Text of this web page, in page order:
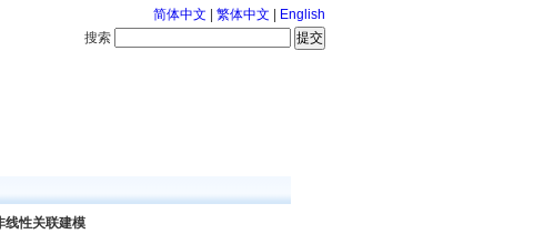
简体中文 繁体中文
English
搜索
线性关联建模